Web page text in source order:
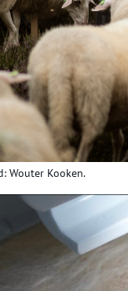
Wouter Kooken.